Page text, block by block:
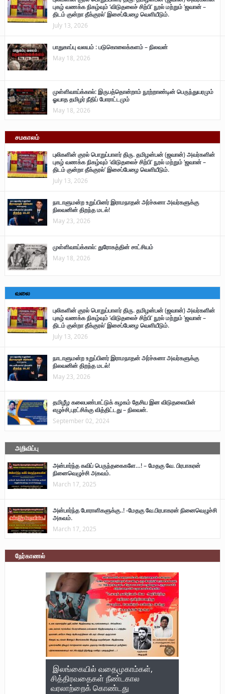
புகழ் வணக்க நிகழ்வும் ‘விடுதலைச் சிற்பி’ நூல் மற்றும் ‘ஜவான் –
திடம் குன்றா தீக்குரல்’ இசைப்பேழை வெளியீடும்.
July 13, 2026
பாதுகாப்பு வலயம் : படுகொலைக்களம் – நிலவன்
May 18, 2026
முள்ளிவாய்க்கால்: இருபத்தொன்றாம் நூற்றாண்டின் பெருந்துயரமும்
ஓயாத தமிழர் நீதிப் போராட்டமும்
May 18, 2026
சமகாலம்
புலிகளின் குரல் பொறுப்பாளர் திரு. தமிழன்பன் (ஜவான்) அவர்களின்
புகழ் வணக்க நிகழ்வும் ‘விடுதலைச் சிற்பி’ நூல் மற்றும் ‘ஜவான் –
திடம் குன்றா தீக்குரல்’ இசைப்பேழை வெளியீடும்.
July 13, 2026
நாடாளுமன்ற உறுப்பினர் இராமநாதன் அர்ச்சுனா அவர்களுக்கு
நிலவனின் திறந்த மடல்!
May 23, 2026
முள்ளிவாய்க்கால்: துரோகத்தின் சாட்சியம்
May 18, 2026
வலை
புலிகளின் குரல் பொறுப்பாளர் திரு. தமிழன்பன் (ஜவான்) அவர்களின்
புகழ் வணக்க நிகழ்வும் ‘விடுதலைச் சிற்பி’ நூல் மற்றும் ‘ஜவான் –
திடம் குன்றா தீக்குரல்’ இசைப்பேழை வெளியீடும்.
July 13, 2026
நாடாளுமன்ற உறுப்பினர் இராமநாதன் அர்ச்சுனா அவர்களுக்கு
நிலவனின் திறந்த மடல்!
May 23, 2026
தமிழீழ கலைபண்பாட்டுக் கழகம் தேசிய இன விடுதலையின்
எழுச்சி,புரட்சிக்கு வித்திட்டது – நிலவன்.
September 02, 2024
அறிவிப்பு
அன்பார்ந்த கவிப் பெருந்தகைகளே…! – மேதகு வே. பிரபாகரன்
நினைவெழுச்சி அகவம்.
March 17, 2025
அன்பார்ந்த போராளிகளுக்கு..! -மேதகு வே.பிரபாகரன் நினைவெழுச்சி
அகவம்.
March 17, 2025
நேர்காணல்
இலங்கையில் வதைமுகாம்கள்,
சித்திரவதைகள் நீண்டகால
வரலாற்றைக் கொண்டது